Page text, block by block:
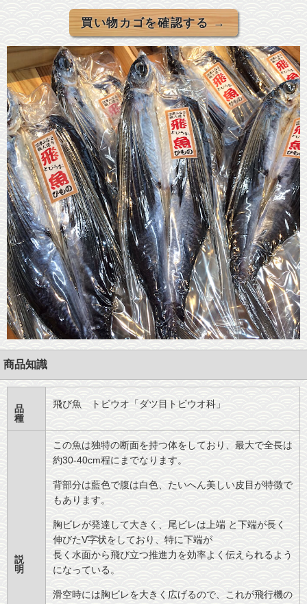
商品知識
品
種
飛び魚 トビウオ「ダツ目トビウオ科」
説
明
この魚は独特の断面を持つ体をしており、最大で全長は
約30-40cm程にまでなります。
背部分は藍色で腹は白色、たいへん美しい皮目が特徴で
もあります。
胸ビレが発達して大きく、尾ビレは上端 と下端が長く
伸びたV字状をしており、特に下端が
長く水面から飛び立つ推進力を効率よく伝えられるよう
になっている。
滑空時には胸ビレを大きく広げるので、これが飛行機の